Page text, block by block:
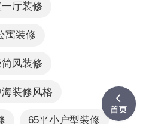
厅装修
寓装修
风装修
装修风格
65平小户型装修